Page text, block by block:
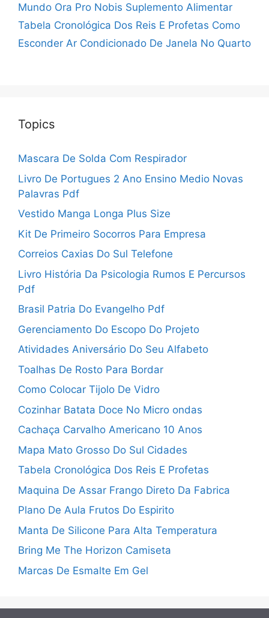
Mundo Ora Pro Nobis Suplemento Alimentar
Tabela Cronológica Dos Reis E Profetas Como
Esconder Ar Condicionado De Janela No Quarto
Topics
Mascara De Solda Com Respirador
Livro De Portugues 2 Ano Ensino Medio Novas
Palavras Pdf
Vestido Manga Longa Plus Size
Kit De Primeiro Socorros Para Empresa
Correios Caxias Do Sul Telefone
Livro História Da Psicologia Rumos E Percursos
Pdf
Brasil Patria Do Evangelho Pdf
Gerenciamento Do Escopo Do Projeto
Atividades Aniversário Do Seu Alfabeto
Toalhas De Rosto Para Bordar
Como Colocar Tijolo De Vidro
Cozinhar Batata Doce No Micro ondas
Cachaça Carvalho Americano 10 Anos
Mapa Mato Grosso Do Sul Cidades
Tabela Cronológica Dos Reis E Profetas
Maquina De Assar Frango Direto Da Fabrica
Plano De Aula Frutos Do Espirito
Manta De Silicone Para Alta Temperatura
Bring Me The Horizon Camiseta
Marcas De Esmalte Em Gel